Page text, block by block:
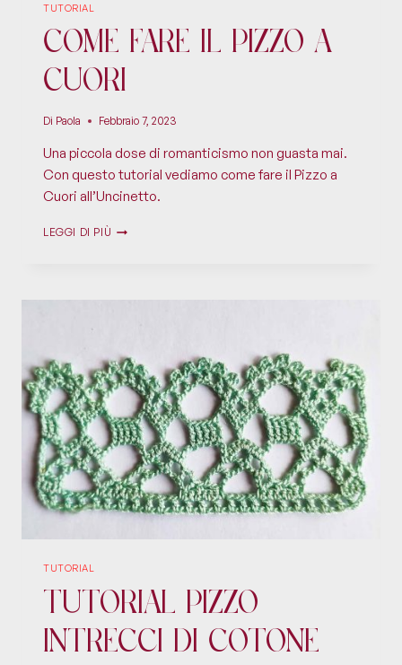
TUTORIAL
Come Fare il Pizzo a
Cuori
Di Paola Febbraio 7, 2023
Una piccola dose di romanticismo non guasta mai.
Con questo tutorial vediamo come fare il Pizzo a
Cuori all’Uncinetto.
LEGGI DI PIÙ
TUTORIAL
Tutorial Pizzo
Intrecci di Cotone